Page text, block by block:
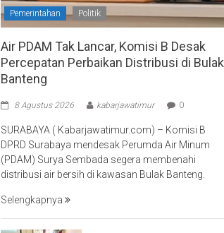
Pemerintahan Politik
Air PDAM Tak Lancar, Komisi B Desak
Percepatan Perbaikan Distribusi di Bulak
Banteng
8 Agustus 2026 kabarjawatimur 0
SURABAYA ( Kabarjawatimur.com) – Komisi B
DPRD Surabaya mendesak Perumda Air Minum
(PDAM) Surya Sembada segera membenahi
distribusi air bersih di kawasan Bulak Banteng.
Selengkapnya